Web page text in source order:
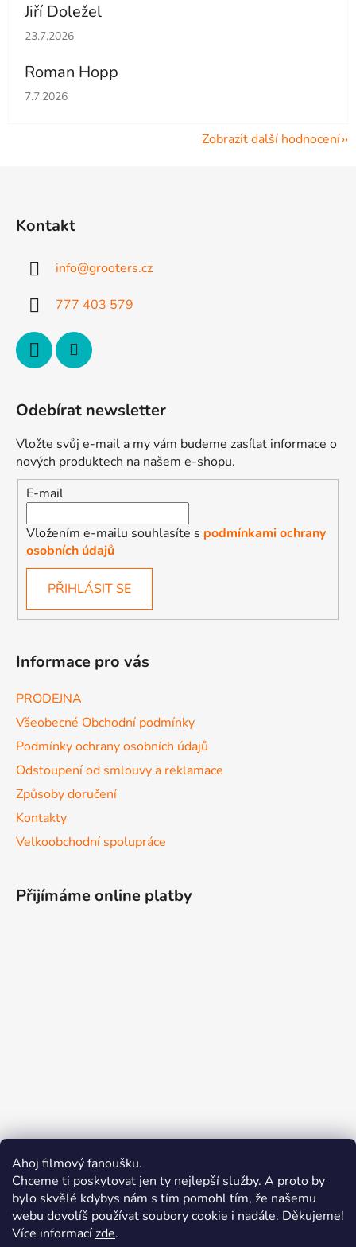
Ahoj filmový fanoušku.
Chceme ti poskytovat jen ty nejlepší služby. A proto by
bylo skvělé kdybys nám s tím pomohl tím, že našemu
webu dovolíš používat soubory cookie i nadále. Děkujeme!
Více informacízde.
Jiří Doležel
Hodnocení obchodu je 5 z 5 hvězdiček.
23.7.2026
Roman Hopp
Hodnocení obchodu je 5 z 5 hvězdiček.
7.7.2026
Zobrazit další hodnocení
Kontakt
info@grooters.cz
777 403 579
Odebírat newsletter
Vložte svůj e-mail a my vám budeme zasílat informace o
nových produktech na našem e-shopu.
E-mail
Vložením e-mailu souhlasíte s podmínkami ochrany
osobních údajů
PŘIHLÁSIT SE
Informace pro vás
PRODEJNA
Všeobecné Obchodní podmínky
Podmínky ochrany osobních údajů
Odstoupení od smlouvy a reklamace
Způsoby doručení
Kontakty
Velkoobchodní spolupráce
Přijímáme online platby